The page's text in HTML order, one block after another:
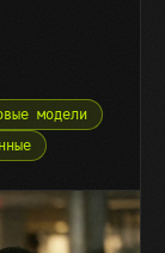
модели